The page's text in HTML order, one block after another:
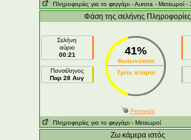
Πληροφορίες για το φεγγάρι - Αυrora - Μετεωροί -
Φάση της σελήνης Πληροφορίες
Σελήνη
αύριο
00:21
Πανσέληνος
Παρ 28 Αυγ
41%
Φωτεινότητα
Τρίτο τέταρτο
Perseids
Πληροφορίες για το φεγγάρι - Μετεωροί
Ζω κάμερα ιστός